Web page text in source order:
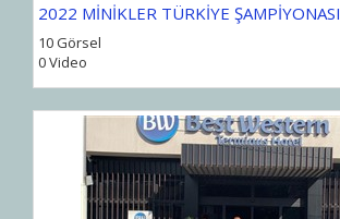
2022 MİNİKLER TÜRKİYE ŞAMPİYONASI
10 Görsel
0 Video